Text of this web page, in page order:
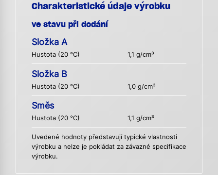
Charakteristické údaje výrobku
ve stavu při dodání
Složka A
Hustota (20 °C) 1,1 g/cm³
Složka B
Hustota (20 °C) 1,0 g/cm³
Směs
Hustota (20 °C) 1,1 g/cm³
Uvedené hodnoty představují typické vlastnosti
výrobku a nelze je pokládat za závazné specifikace
výrobku.